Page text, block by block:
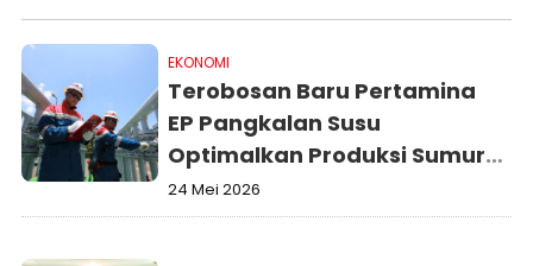
EKONOMI
Terobosan Baru Pertamina
EP Pangkalan Susu
Optimalkan Produksi Sumur
Migas Eksisting
24 Mei 2026